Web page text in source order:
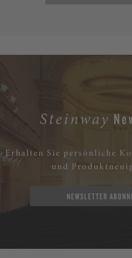
Steinway
Erhalten Sie persönliche
und
NEWSLETTER